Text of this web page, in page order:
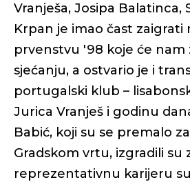
Vranješa, Josipa Balatinca,
Krpan je imao čast zaigrati
prvenstvu '98 koje će nam
sjećanju, a ostvario je i
portugalski klub –
Jurica Vranješ i godinu
Babić, koji su se premalo
Gradskom vrtu, izgradili su
reprezentativnu karijeru